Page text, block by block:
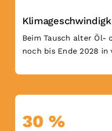
Beim Tausch alter Öl-
noch bis Ende 2028 in
30 %